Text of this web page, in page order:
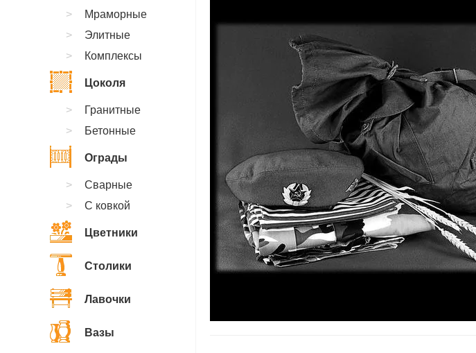
Мраморные
Элитные
Комплексы
Цоколя
Гранитные
Бетонные
Ограды
Сварные
С ковкой
Цветники
Столики
Лавочки
Вазы